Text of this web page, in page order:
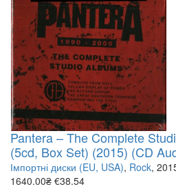
Pantera – The Complete
(5cd, Box Set) (2015) (CD
Імпортні диски (EU, USA), Rock,
1640.00₴ €38.54